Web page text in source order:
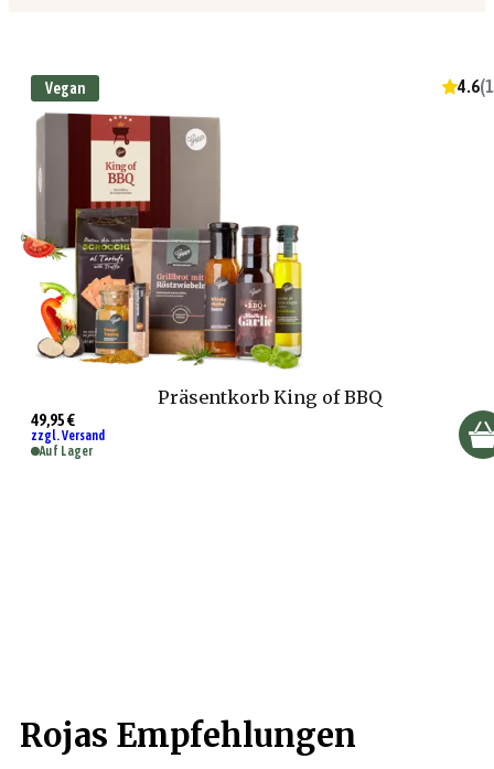
Vegan 4.6(
Präsentkorb King of BBQ
49,95 €
zzgl. Versand
Auf Lager
Rojas Empfehlungen